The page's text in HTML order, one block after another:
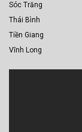
Sóc Trăng
Thái Bình
Tiền Giang
Vĩnh Long